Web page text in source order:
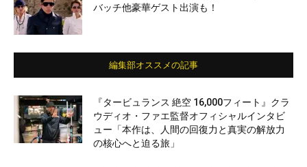
バッチ他豪華ゲスト出演も！
編集部オススメの記事
『タービュランス 絶空 16,000フィート』クラ
ウディオ・ファエ監督オフィシャルインタビ
ュー「本作は、人間の回復力と真実の解放力
の核心へと迫る旅」